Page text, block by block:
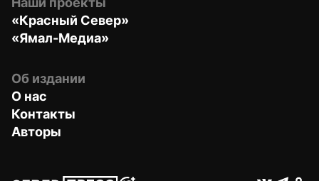
«Красный Север»
«Ямал-Медиа»
Об издании
О нас
Контакты
Авторы